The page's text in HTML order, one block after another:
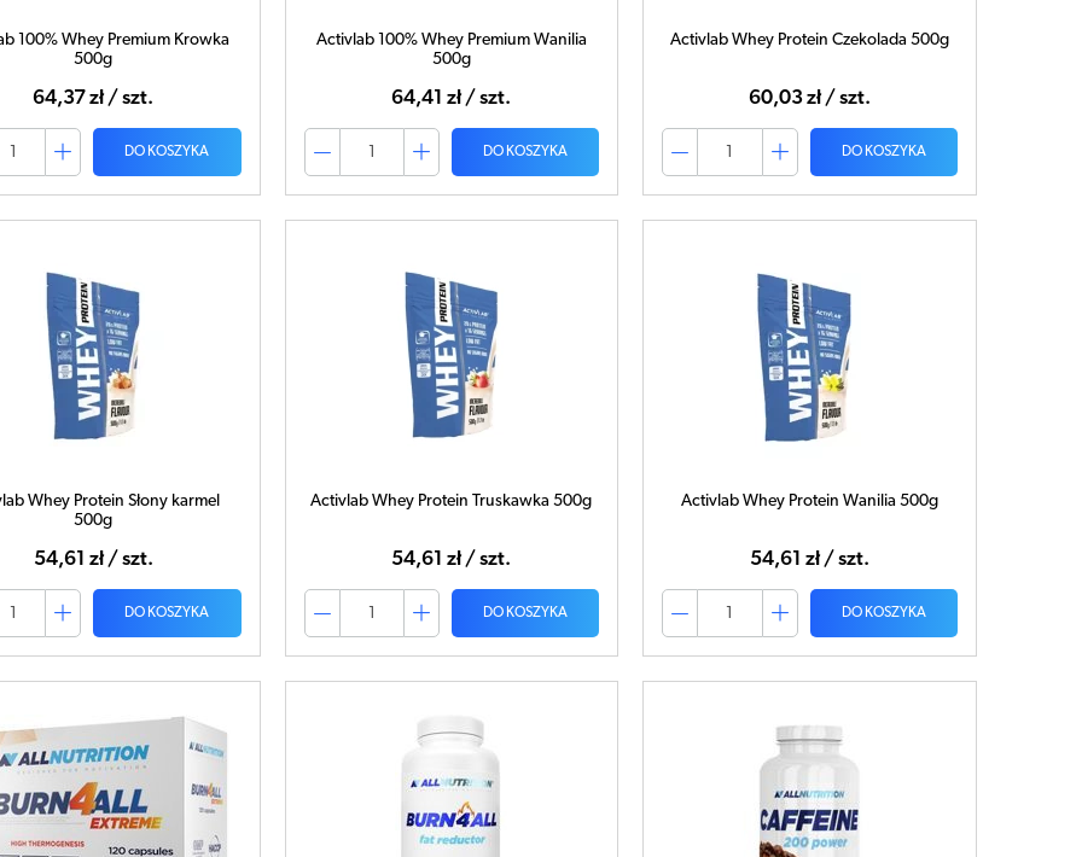
100% Whey Premium Krowka
500g
64,37 zł / szt.
DO KOSZYKA
Activlab 100% Whey Premium Wanilia
500g
64,41 zł / szt.
DO KOSZYKA
Activlab Whey Protein Czekolada 500g
60,03 zł / szt.
DO KOSZYKA
Whey Protein Słony karmel
500g
54,61 zł / szt.
DO KOSZYKA
Activlab Whey Protein Truskawka 500g
54,61 zł / szt.
DO KOSZYKA
Activlab Whey Protein Wanilia 500g
54,61 zł / szt.
DO KOSZYKA